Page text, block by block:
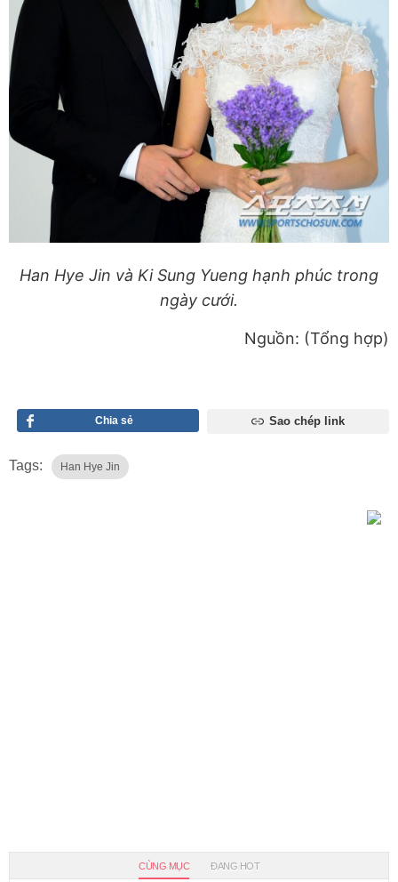
Han Hye Jin và Ki Sung Yueng hạnh phúc trong
ngày cưới.
Nguồn: (Tổng hợp)
Chia sẻ Sao chép link
Tags: Han Hye Jin
CÙNG MỤC ĐANG HOT